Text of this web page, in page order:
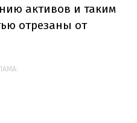
активов и таким
отрезаны от